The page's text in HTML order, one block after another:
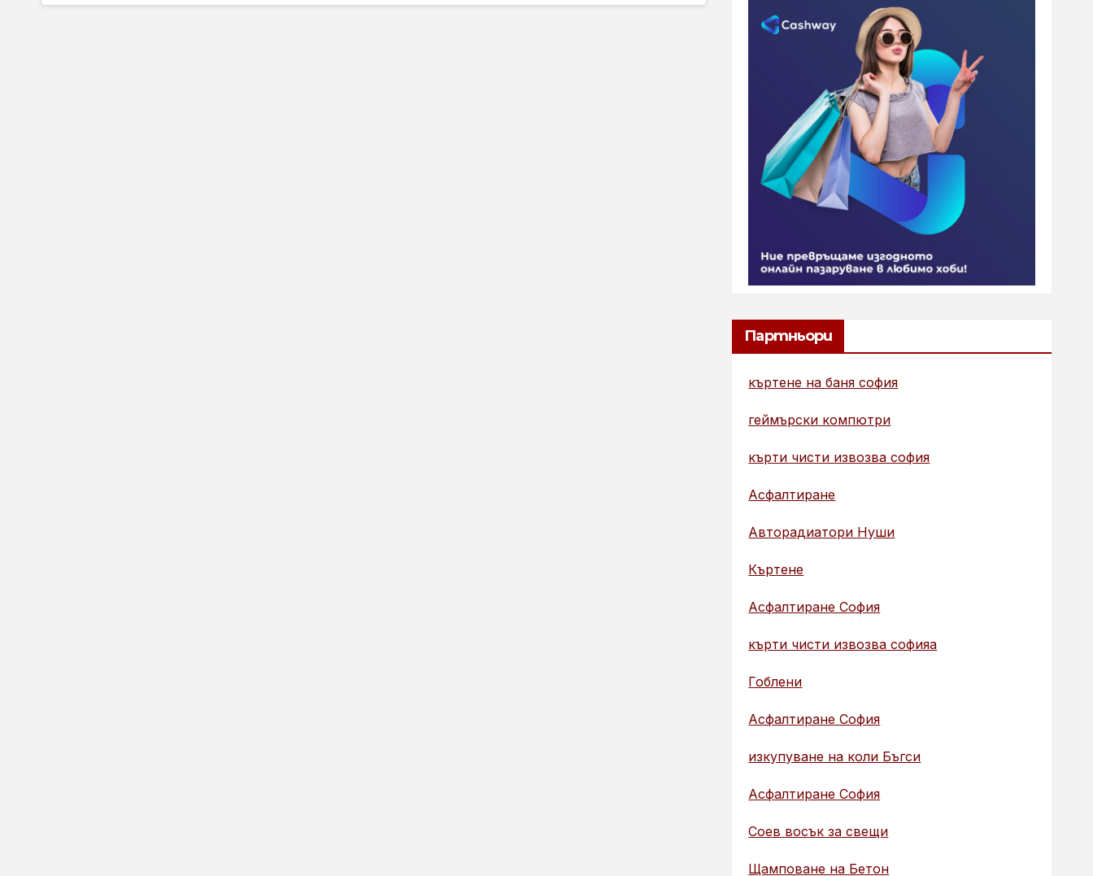
Партньори
къртене на баня софия
геймърски компютри
кърти чисти извозва софия
Асфалтиране
Авторадиатори Нуши
Къртене
Асфалтиране София
кърти чисти извозва софияа
Гоблени
Асфалтиране София
изкупуване на коли Бъгси
Асфалтиране София
Соев восък за свещи
Щамповане на Бетон